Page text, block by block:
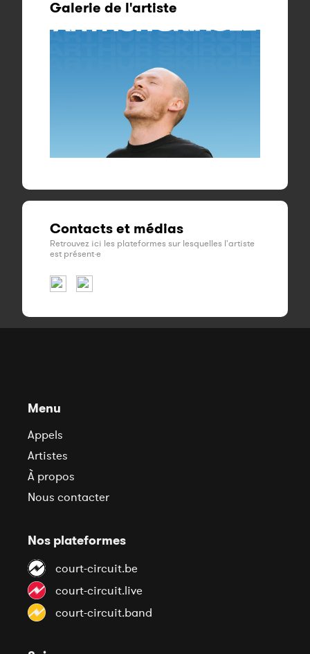
Galerie de l'artiste
Contacts et médias
Retrouvez ici les plateformes sur lesquelles l'artiste
est présent·e
Menu
Appels
Artistes
À propos
Nous contacter
Nos plateformes
court-circuit.be
court-circuit.live
court-circuit.band